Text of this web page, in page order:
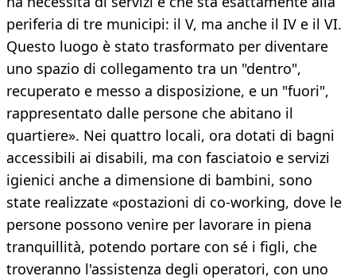
periferia di tre municipi: il V, ma anche il IV e il VI.
Questo luogo è stato trasformato per diventare
uno spazio di collegamento tra un "dentro",
recuperato e messo a disposizione, e un "fuori",
rappresentato dalle persone che abitano il
quartiere». Nei quattro locali, ora dotati di bagni
accessibili ai disabili, ma con fasciatoio e servizi
igienici anche a dimensione di bambini, sono
state realizzate «postazioni di co-working, dove le
persone possono venire per lavorare in piena
tranquillità, potendo portare con sé i figli, che
troveranno l'assistenza degli operatori, con uno